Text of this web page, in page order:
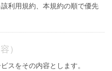
利用規約、本規約の順で優先
）
スをその内容とします。